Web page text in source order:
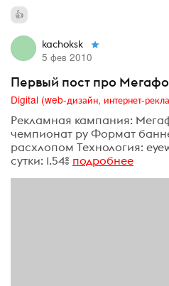
kachoksk
5 фев 2010
Первый пост про
Рекламная кампания:
чемпионат ру Формат
расхлопом Технология:
сутки: 1.54% подробнее